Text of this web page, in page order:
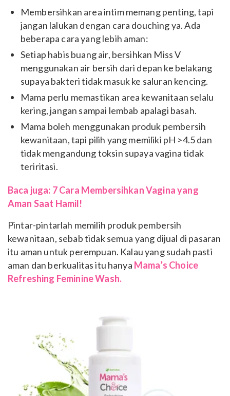
Membersihkan area intim memang penting, tapi
jangan lalukan dengan cara douching ya. Ada
beberapa cara yang lebih aman:
Setiap habis buang air, bersihkan Miss V
menggunakan air bersih dari depan ke belakang
supaya bakteri tidak masuk ke saluran kencing.
Mama perlu memastikan area kewanitaan selalu
kering, jangan sampai lembab apalagi basah.
Mama boleh menggunakan produk pembersih
kewanitaan, tapi pilih yang memiliki pH >4.5 dan
tidak mengandung toksin supaya vagina tidak
teriritasi.
Baca juga: 7 Cara Membersihkan Vagina yang
Aman Saat Hamil!
Pintar-pintarlah memilih produk pembersih
kewanitaan, sebab tidak semua yang dijual di pasaran
itu aman untuk perempuan. Kalau yang sudah pasti
aman dan berkualitas itu hanya Mama’s Choice
Refreshing Feminine Wash.